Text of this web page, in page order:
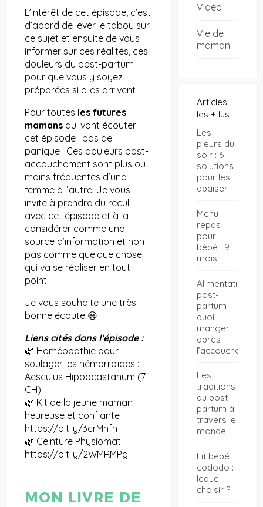
L’intérêt de cet épisode, c’est
d’abord de lever le tabou sur
ce sujet et ensuite de vous
informer sur ces réalités, ces
douleurs du post-partum
pour que vous y soyez
préparées si elles arrivent !
Pour toutes les futures
mamansqui vont écouter
cet épisode : pas de
panique ! Ces douleurs post-
accouchement sont plus ou
moins fréquentes d’une
femme à l’autre. Je vous
invite à prendre du recul
avec cet épisode et à la
considérer comme une
source d’information et non
pas comme quelque chose
qui va se réaliser en tout
point !
Je vous souhaite une très
bonne écoute 😃
Liens cités dans l’épisode :
🌿 Homéopathie pour
soulager les hémorroïdes :
Aesculus Hippocastanum (7
CH)
🌿 Kit de la jeune maman
heureuse et confiante :
https://bit.ly/3crMhfh
🌿 Ceinture Physiomat’ :
https://bit.ly/2WMRMPg
MON LIVRE DE
Vidéo
Vie de
maman
Articles
les + lus
Les
pleurs du
soir : 6
solutions
pour les
apaiser
Menu
repas
pour
bébé : 9
mois
Alimentation
post-
partum :
quoi
manger
après
Les
traditions
du post-
partum à
travers le
monde
Lit bébé
cododo :
lequel
choisir ?